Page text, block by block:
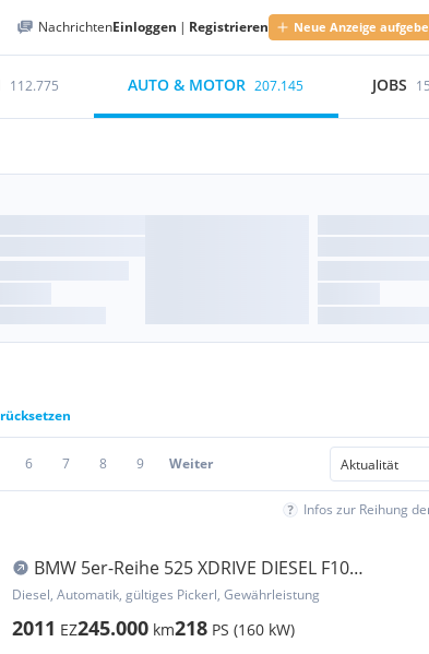
NachrichtenEinloggen | Registrieren Neue Anzeige
112.775 AUTO & MOTOR 207.145 JOBS
6 7 8 9 Weiter
Infos zur Reihung
BMW 5er-Reihe 525 XDRIVE DIESEL F10
****AUTOMATIK-TEMPOMAT-KA...
Diesel, Automatik, gültiges Pickerl, Gewährleistung
2011 EZ245.000 km218 PS (160 kW)